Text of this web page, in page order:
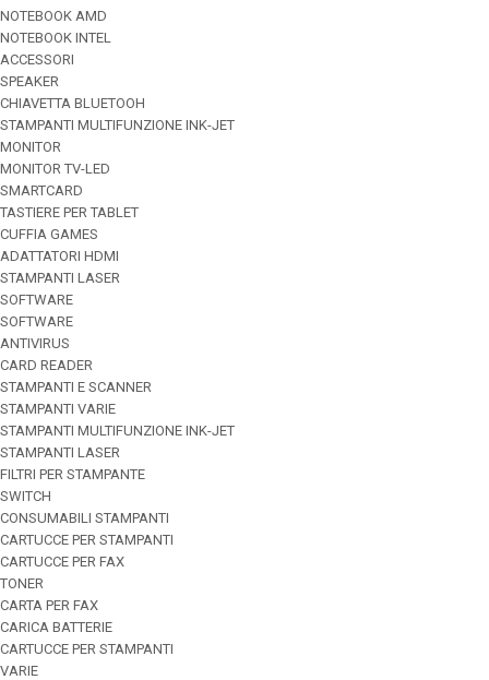
NOTEBOOK AMD
NOTEBOOK INTEL
ACCESSORI
SPEAKER
CHIAVETTA BLUETOOH
STAMPANTI MULTIFUNZIONE INK-JET
MONITOR
MONITOR TV-LED
SMARTCARD
TASTIERE PER TABLET
CUFFIA GAMES
ADATTATORI HDMI
STAMPANTI LASER
SOFTWARE
SOFTWARE
ANTIVIRUS
CARD READER
STAMPANTI E SCANNER
STAMPANTI VARIE
STAMPANTI MULTIFUNZIONE INK-JET
STAMPANTI LASER
FILTRI PER STAMPANTE
SWITCH
CONSUMABILI STAMPANTI
CARTUCCE PER STAMPANTI
CARTUCCE PER FAX
TONER
CARTA PER FAX
CARICA BATTERIE
CARTUCCE PER STAMPANTI
VARIE